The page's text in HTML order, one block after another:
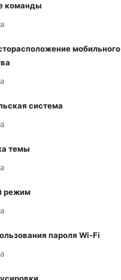
команды
мобильного
система
темы
режим
пароля Wi-Fi